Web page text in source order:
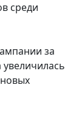
среди
за